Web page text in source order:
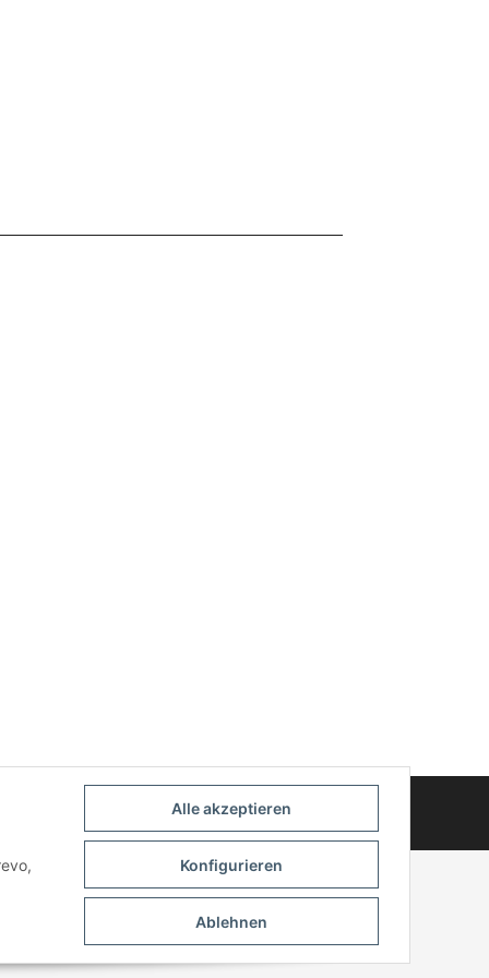
© 2025 myWheelz - Alle Rechte vorbehalten.
Handmade with Passion
Alle akzeptieren
Konfigurieren
Ablehnen